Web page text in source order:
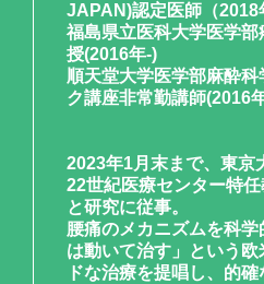
JAPAN)認定医師（2018
福島県立医科大学医学
授(2016年-)
順天堂大学医学部麻酔
ク講座非常勤講師(2016
2023年1月末まで、東京
22世紀医療センター特
と研究に従事。
腰痛のメカニズムを科
は動いて治す」という
ドな治療を提唱し、的